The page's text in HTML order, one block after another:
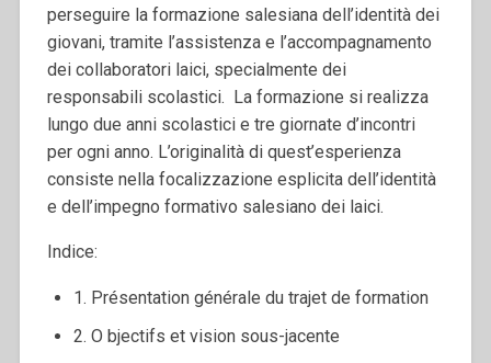
perseguire la formazione salesiana dell’identità dei
giovani, tramite l’assistenza e l’accompagnamento
dei collaboratori laici, specialmente dei
responsabili scolastici.
La formazione si realizza
lungo due anni scolastici e tre giornate d’incontri
per ogni anno. L’originalità di quest’esperienza
consiste nella focalizzazione esplicita dell’identità
e dell’impegno formativo salesiano dei laici.
Indice:
1. Présentation générale du trajet de formation
2. O bjectifs et vision sous-jacente